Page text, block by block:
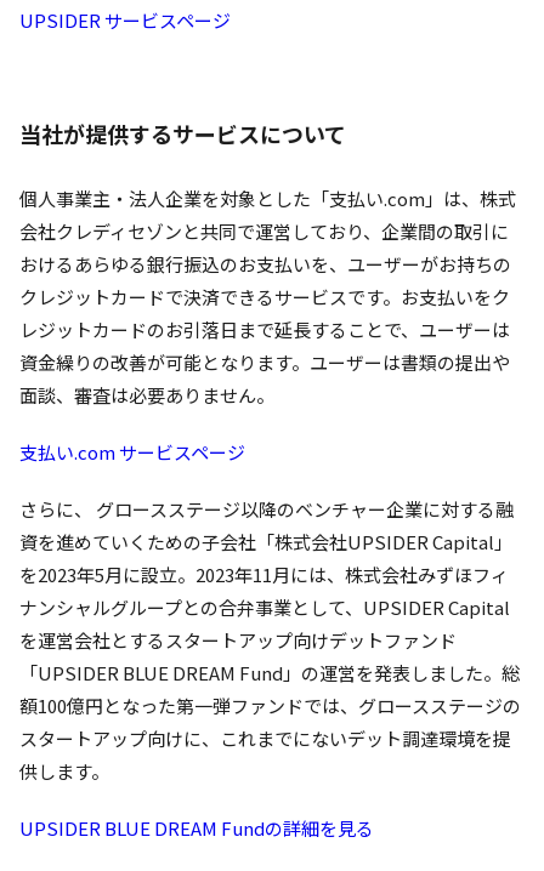
UPSIDER サービスページ
当社が提供するサービスについて
個人事業主・法人企業を対象とした「支払い.com」は、株式
会社クレディセゾンと共同で運営しており、企業間の取引に
おけるあらゆる銀行振込のお支払いを、ユーザーがお持ちの
クレジットカードで決済できるサービスです。お支払いをク
レジットカードのお引落日まで延長することで、ユーザーは
資金繰りの改善が可能となります。ユーザーは書類の提出や
面談、審査は必要ありません。
支払い.com サービスページ
さらに、 グロースステージ以降のベンチャー企業に対する融
資を進めていくための子会社「株式会社UPSIDER Capital」
を2023年5月に設立。2023年11月には、株式会社みずほフィ
ナンシャルグループとの合弁事業として、UPSIDER Capital
を運営会社とするスタートアップ向けデットファンド
「UPSIDER BLUE DREAM Fund」の運営を発表しました。総
額100億円となった第一弾ファンドでは、グロースステージの
スタートアップ向けに、これまでにないデット調達環境を提
供します。
UPSIDER BLUE DREAM Fundの詳細を見る